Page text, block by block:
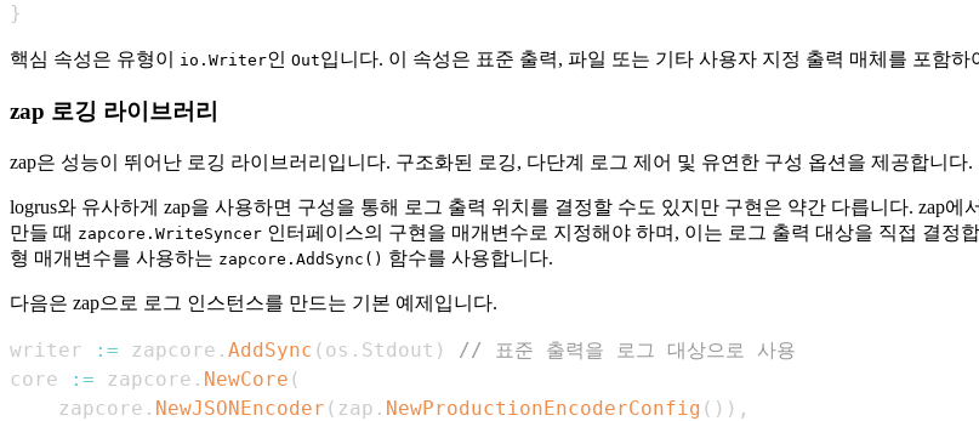
}
핵심 속성은 유형이 io.Writer인 Out입니다. 이 속성은 표준 출력, 파일 또는 기타 사용자 지정 출력 매체를 포함
zap 로깅 라이브러리
zap은 성능이 뛰어난 로깅 라이브러리입니다. 구조화된 로깅, 다단계 로그 제어 및 유연한 구성 옵션을 제공합니다.
logrus와 유사하게 zap을 사용하면 구성을 통해 로그 출력 위치를 결정할 수도 있지만 구현은 약간 다릅니다. zap에
만들 때 zapcore.WriteSyncer 인터페이스의 구현을 매개변수로 지정해야 하며, 이는 로그 출력 대상을 직접 결정
형 매개변수를 사용하는 zapcore.AddSync() 함수를 사용합니다.
다음은 zap으로 로그 인스턴스를 만드는 기본 예제입니다.
writer := zapcore . AddSync ( os . Stdout )
// 표준 출력을 로그 대상으로 사용
core
:= zapcore . NewCore (
    zapcore
. NewJSONEncoder ( zap . NewProductionEncoderConfig ( ) ) ,